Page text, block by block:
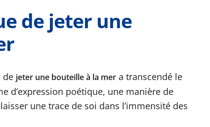
de jeter une
de jeter une bouteille à la mer a transcendé le
d’expression poétique, une manière de
une trace de soi dans l’immensité des